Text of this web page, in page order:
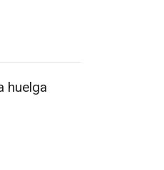
huelga